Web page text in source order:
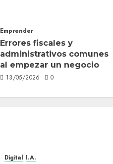
Emprender
Errores fiscales y
administrativos comunes
al empezar un negocio
13/05/2026 0
Digital I.A.